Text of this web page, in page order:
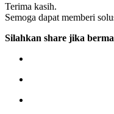
Terima kasih.
Semoga dapat memberi
Silahkan share jika